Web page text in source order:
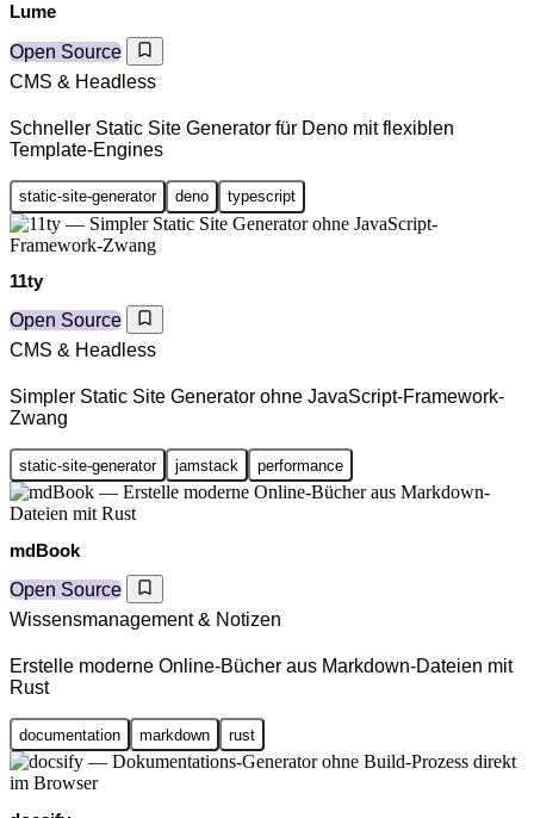
Lume
Open Source
CMS & Headless
Schneller Static Site Generator für Deno mit flexiblen
Template-Engines
static-site-generator deno typescript
11ty
Open Source
CMS & Headless
Simpler Static Site Generator ohne JavaScript-Framework-
Zwang
static-site-generator jamstack performance
mdBook
Open Source
Wissensmanagement & Notizen
Erstelle moderne Online-Bücher aus Markdown-Dateien mit
Rust
documentation markdown rust